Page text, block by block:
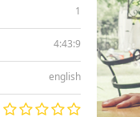
1
4:43:9
english